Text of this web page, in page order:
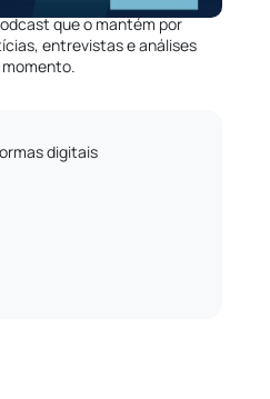
que o mantém por
entrevistas e análises
digitais